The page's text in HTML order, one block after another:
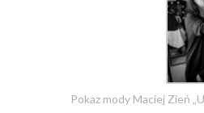
Pokaz mody Maciej Zień